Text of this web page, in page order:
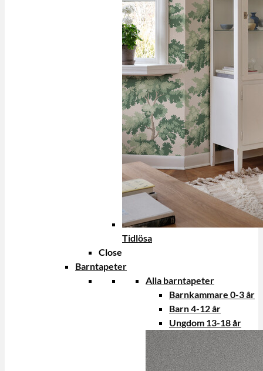
Tidlösa
Close
Barntapeter
Alla barntapeter
Barnkammare 0-3 år
Barn 4-12 år
Ungdom 13-18 år